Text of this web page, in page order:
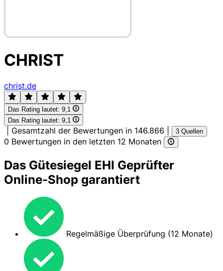
CHRIST
christ.de
Das Rating lautet: 9,1
Das Rating lautet: 9,1
Gesamtzahl der Bewertungen in 146.866 3 Quellen
0 Bewertungen in den letzten 12 Monaten
Das Gütesiegel EHI Geprüfter
Online-Shop garantiert
Regelmäßige Überprüfung (12 Monate)